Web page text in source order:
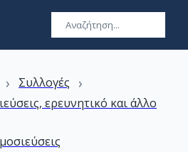
› Συλλογές ›
ερευνητικό και άλλο